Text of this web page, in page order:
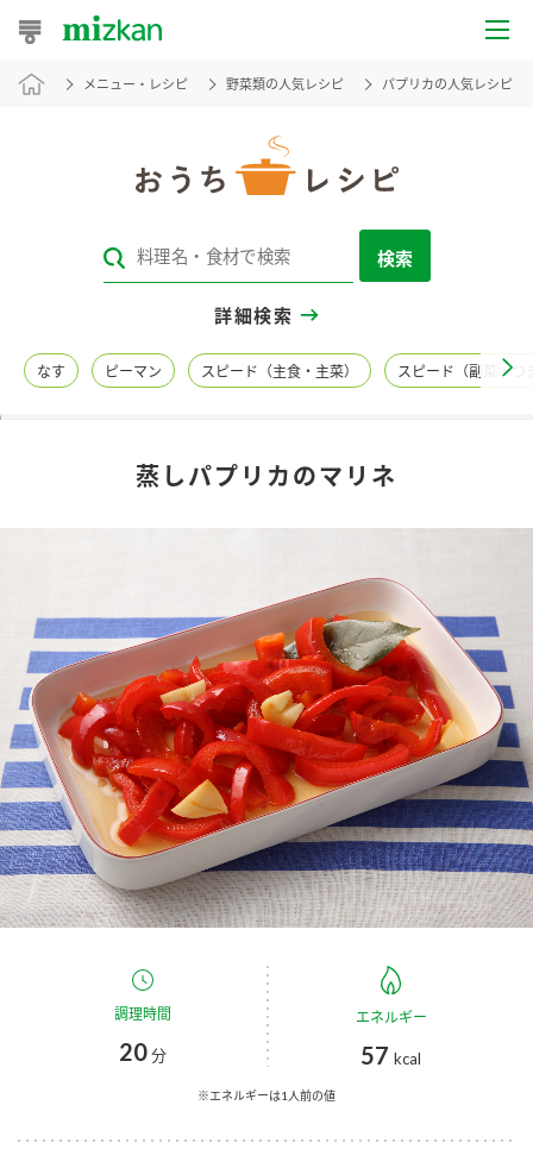
おうちレシピ
レシピカテゴリ一覧
レシピ名特集
商品情報
酢 調味酢
お酢ドリンク ぽん酢
みりん風・料理酒 鍋用調味料
つゆ たれ
スープ 中華
キャンペーン情報
ブランド・スペシャルサイト
ブランド・スペシャルサイト トップ
商品ブランドサイト
Fibee（ファイビー）
くらしプラ酢
お酢ドリンク
つゆ
企業情報
国内事業概要
企業理念
ミツカンの歴史
ミツカンを知る
環境への取り組み
メニュー・レシピ 野菜類の人気レシピ パプリカの人気レシピ
検索
詳細検索
なす ピーマン スピード（主食・主菜） スピード（副菜・つ
蒸しパプリカのマリネ
調理時間
20分
エネルギー
57 kcal
※エネルギーは1人前の値